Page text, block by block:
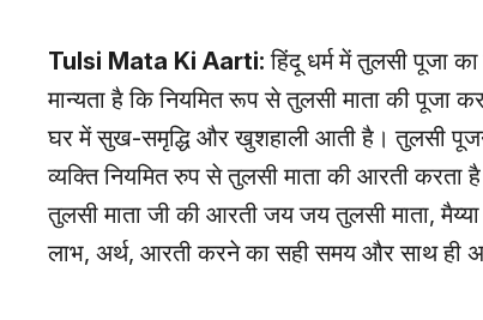
Tulsi Mata Ki Aarti:हिंदू धर्म में तुलसी पूजा
मान्यता है कि नियमित रूप से तुलसी माता की पूजा
घर में सुख-समृद्धि और खुशहाली आती है। तुलसी
व्यक्ति नियमित रुप से तुलसी माता की आरती करता
तुलसी माता जी की आरती जय जय तुलसी माता,
लाभ, अर्थ, आरती करने का सही समय और साथ ही